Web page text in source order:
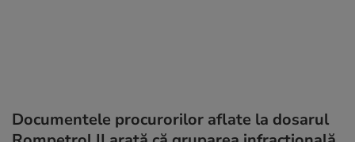
Documentele procurorilor aflate la dosarul